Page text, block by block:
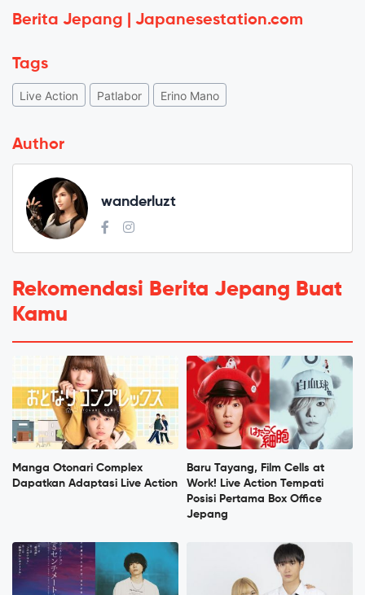
Berita Jepang | Japanesestation.com
Tags
Live Action Patlabor Erino Mano
Author
wanderluzt
Rekomendasi Berita Jepang Buat
Kamu
Manga Otonari Complex
Dapatkan Adaptasi Live Action
Baru Tayang, Film Cells at
Work! Live Action Tempati
Posisi Pertama Box Office
Jepang